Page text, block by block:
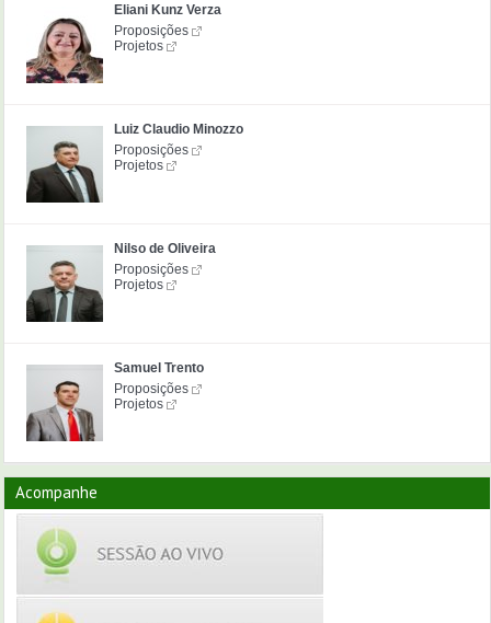
Eliani Kunz Verza
Proposições
Projetos
Luiz Claudio Minozzo
Proposições
Projetos
Nilso de Oliveira
Proposições
Projetos
Samuel Trento
Proposições
Projetos
Acompanhe